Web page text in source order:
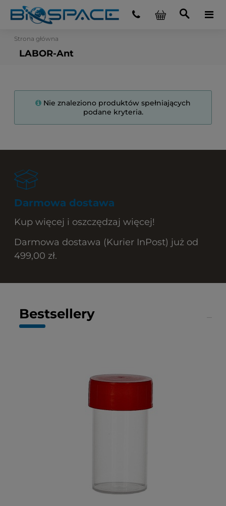
Strona główna
LABOR-Ant
Nie znaleziono produktów spełniających
podane kryteria.
Darmowa dostawa
Kup więcej i oszczędzaj więcej!
Darmowa dostawa (Kurier InPost) już od
499,00 zł.
Bestsellery